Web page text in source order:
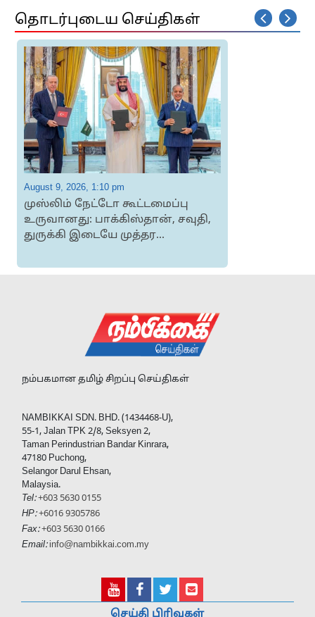
தொடர்புடைய செய்திகள்
August 9, 2026, 1:10 pm
முஸ்​லிம் நேட்டோ கூட்​டமைப்பு
உருவானது: பாக்கிஸ்தான், சவுதி,
துருக்கி இடையே முத்தர...
நம்பகமான தமிழ் சிறப்பு செய்திகள்
NAMBIKKAI SDN. BHD. (1434468-U),
55-1, Jalan TPK 2/8, Seksyen 2,
Taman Perindustrian Bandar Kinrara,
47180 Puchong,
Selangor Darul Ehsan,
Malaysia.
Tel:+603 5630 0155
HP:+6016 9305786
Fax: +603 5630 0166
Email: info@nambikkai.com.my
செய்தி பிரிவுகள்